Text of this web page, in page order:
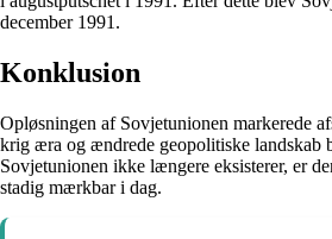
december 1991.
Konklusion
Opløsningen af Sovjetunionen markerede
krig æra og ændrede geopolitiske landskab
Sovjetunionen ikke længere eksisterer, er
stadig mærkbar i dag.